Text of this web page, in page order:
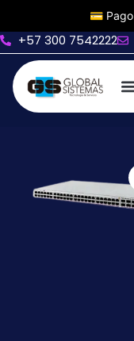
💳 Pago seguro
+57 300 7542222